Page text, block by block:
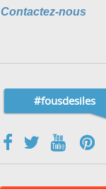
Contactez-nous
#fousdesiles